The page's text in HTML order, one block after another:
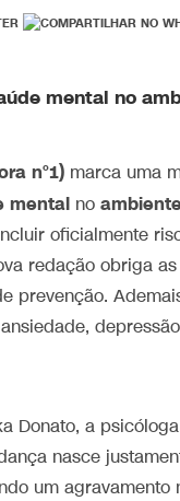
mental no
n°1) marca uma
mental no
oficialmente
redação obriga
prevenção.
Donato, a
nasce
um